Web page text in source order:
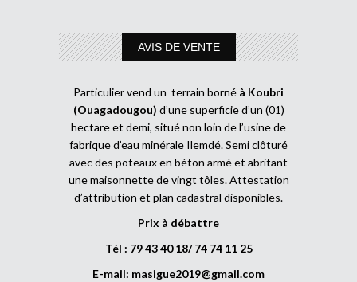
AVIS DE VENTE
Particulier vend un terrain borné à Koubri
(Ouagadougou) d’une superficie d’un (01)
hectare et demi, situé non loin de l’usine de
fabrique d’eau minérale Ilemdé. Semi clôturé
avec des poteaux en béton armé et abritant
une maisonnette de vingt tôles. Attestation
d’attribution et plan cadastral disponibles.
Prix à débattre
Tél : 79 43 40 18/ 74 74 11 25
E-mail: masigue2019@gmail.com